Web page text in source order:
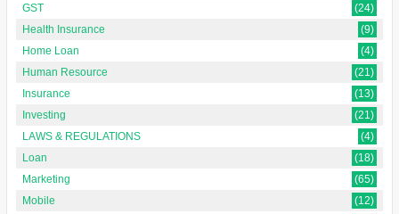
GST
(24)
Health Insurance
(9)
Home Loan
(4)
Human Resource
(21)
Insurance
(13)
Investing
(21)
LAWS & REGULATIONS
(4)
Loan
(18)
Marketing
(65)
Mobile
(12)